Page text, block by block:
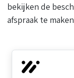
bekijken de
afspraak te